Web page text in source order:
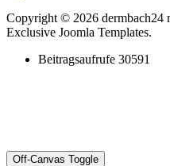
Copyright © 2026 dermbach24
Exclusive Joomla Templates.
Beitragsaufrufe 30591
Off-Canvas Toggle